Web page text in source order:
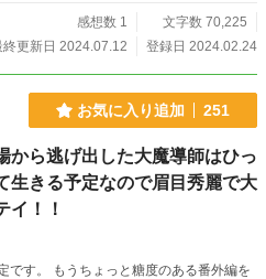
感想数 1
文字数 70,225
終更新日 2024.07.12
登録日 2024.02.24
お気に入り追加 251
から逃げ出した大魔導師はひっ
生きる予定なので眉目秀麗で大
イ！！
る番外編を